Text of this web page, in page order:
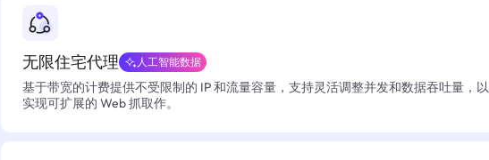
无限住宅代理 人工智能数据
基于带宽的计费提供不受限制的 IP 和流量容量，支持灵活调整并发和数据吞吐量，以
实现可扩展的 Web 抓取作。